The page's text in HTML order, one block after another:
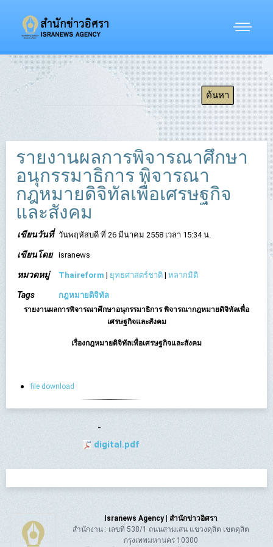
รายงานผลการพิจารณาศึกษา
อนุกรรมาธิการ พิจารณา
กฎหมายดิจิทัลเพื่อเศรษฐกิจ
และสังคม
เขียนวันที่ วันพฤหัสบดี ที่ 26 มีนาคม 2558 เวลา 15:34 น.
เขียนโดย isranews
หมวดหมู่ Thaireform | ยุทธศาสตร์ชาติ | หลากมิติ
Tags กฎหมายดิจิทัล
รายงานผลการพิจารณาศึกษาอนุกรรมาธิการ พิจารณากฎหมายดิจิทัลเพื่อ
เศรษฐกิจและสังคม
เรื่องกฎหมายดิจิทัลเพื่อเศรษฐกิจและสังคม
file download
-
digital.pdf
Isranews Agency | สำนักข่าวอิศรา
สำนักงาน : เลขที่ 538/1 ถนนสามเสน แขวงดุสิต เขตดุสิต
กรุงเทพมหานคร 10300